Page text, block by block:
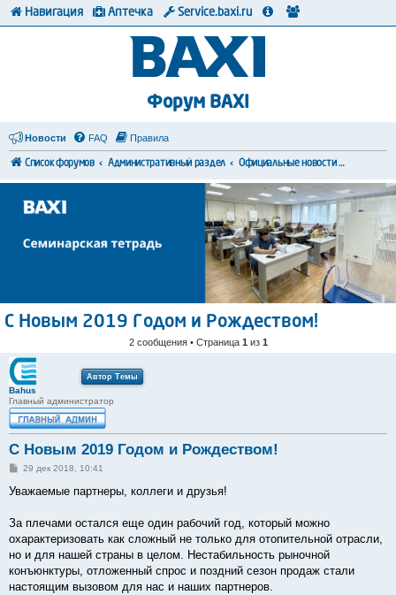
Форум BAXI
Новости FAQ Правила
Список форумов Административный раздел Официальные новости и сообщения от представителей компании
С Новым 2019 Годом и Рождеством!
2 сообщения • Страница 1 из 1
Автор Темы
Bahus
Главный администратор
С Новым 2019 Годом и Рождеством!
С
о
е
и
е
29 дек 2018, 10:41
Уважаемые партнеры, коллеги и друзья!
За плечами остался еще один рабочий год, который можно
охарактеризовать как сложный не только для отопительной отрасли,
но и для нашей страны в целом. Нестабильность рыночной
конъюнктуры, отложенный спрос и поздний сезон продаж стали
настоящим вызовом для нас и наших партнеров.
Навигация Аптечка Service.baxi.ru